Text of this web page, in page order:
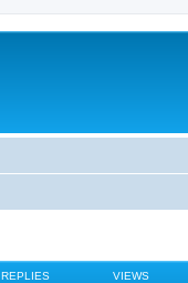
REPLIES VIEWS